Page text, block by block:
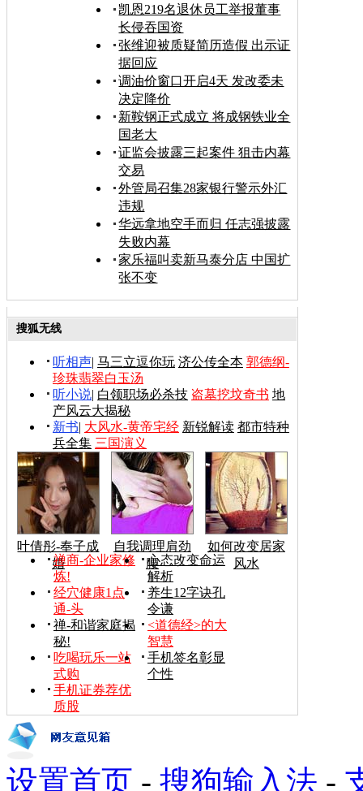
凯恩219名退休员工举报董事
长侵吞国资
张维迎被质疑简历造假 出示证
据回应
调油价窗口开启4天 发改委未
决定降价
新鞍钢正式成立 将成钢铁业全
国老大
证监会披露三起案件 狙击内幕
交易
外管局召集28家银行警示外汇
违规
华远拿地空手而归 任志强披露
失败内幕
家乐福叫卖新马泰分店 中国扩
张不变
搜狐无线
听相声| 马三立逗你玩 济公传全本 郭德纲-
珍珠翡翠白玉汤
听小说| 白领职场必杀技 盗墓挖坟奇书 地
产风云大揭秘
新书| 大风水-黄帝宅经 新锐解读 都市特种
兵全集 三国演义
叶倩彤-奉子成
婚
自我调理肩劲
腰
如何改变居家
风水
禅商-企业家修
炼!
心态改变命运
解析
经穴健康1点
通-头
养生12字诀孔
令谦
禅-和谐家庭揭
秘!
<道德经>的大
智慧
吃喝玩乐一站
式购
手机签名彰显
个性
手机证券荐优
质股
设置首页 - 搜狗输入法 -